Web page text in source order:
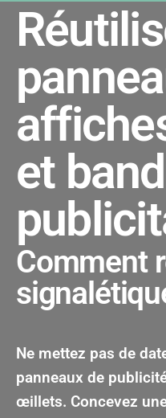
et
Comment
Ne mettez pas de
panneaux de
œillets. Concevez